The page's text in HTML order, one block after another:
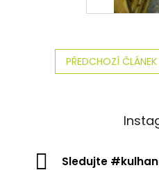
PŘEDCHOZÍ ČLÁNEK
Sledujte